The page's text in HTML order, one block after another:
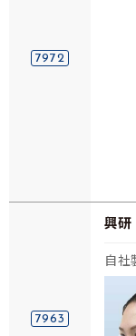
7972
7963
興研
自社